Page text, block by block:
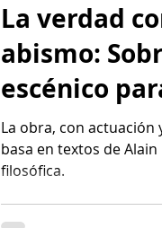
La verdad
abismo:
escénico
La obra, con
basa en textos de
filosófica.